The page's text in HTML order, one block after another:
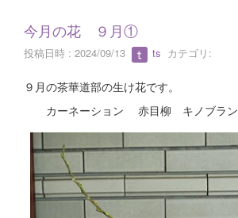
今月の花 ９月①
投稿日時 : 2024/09/13 ts カテゴリ:
９月の茶華道部の生け花です。
カーネーション 赤目柳 キノブラン